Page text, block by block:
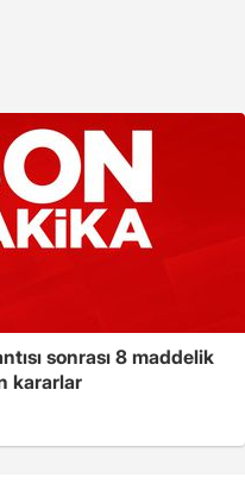
sonrası 8 maddelik
kararlar